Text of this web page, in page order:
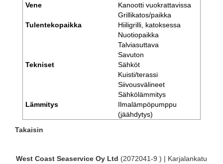
Vene
Kanootti vuokrattavissa
Tulentekopaikka
Grillikatos/paikka
Hiiligrilli, katoksessa
Nuotiopaikka
Tekniset
Talviasuttava
Savuton
Sähköt
Kuisti/terassi
Siivousvälineet
Lämmitys
Sähkölämmitys
Ilmalämpöpumppu
(jäähdytys)
Takaisin
West Coast Seaservice Oy Ltd (2072041-9 ) | Karjalankatu